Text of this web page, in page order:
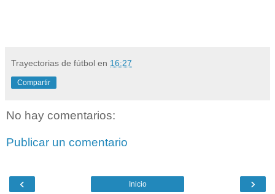
Trayectorias de fútbol en 16:27
Compartir
No hay comentarios:
Publicar un comentario
‹ ›
Inicio